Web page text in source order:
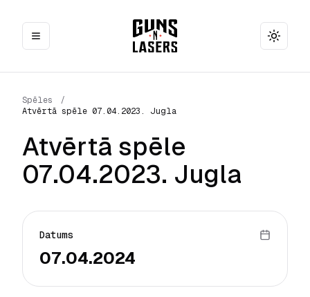
Toggle
Spēles
/
Atvērtā spēle 07.04.2023. Jugla
Atvērtā spēle
07.04.2023. Jugla
Datums
07.04.2024